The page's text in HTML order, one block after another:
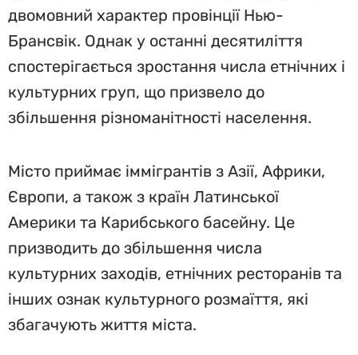
двомовний характер провінції Нью-
Брансвік. Однак у останні десятиліття
спостерігається зростання числа етнічних і
культурних груп, що призвело до
збільшення різноманітності населення.
Місто приймає іммігрантів з Азії, Африки,
Європи, а також з країн Латинської
Америки та Карибського басейну. Це
призводить до збільшення числа
культурних заходів, етнічних ресторанів та
інших ознак культурного розмаїття, які
збагачують життя міста.